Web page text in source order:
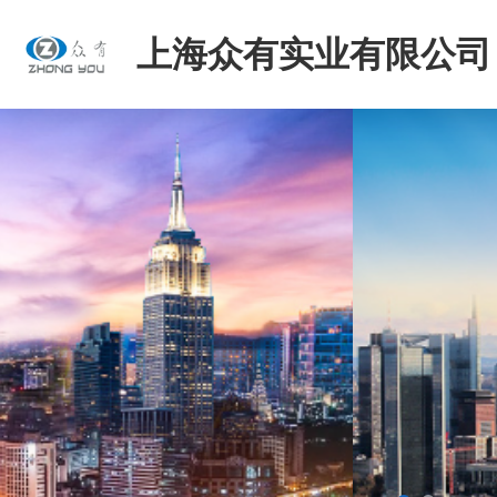
上海众有实业有限公司